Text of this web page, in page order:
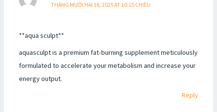
THÁNG MƯỜI HAI 18, 2025 AT 10:15 CHIỀU
**aqua sculpt**
aquasculpt is a premium fat-burning supplement meticulously
formulated to accelerate your metabolism and increase your
energy output.
Reply